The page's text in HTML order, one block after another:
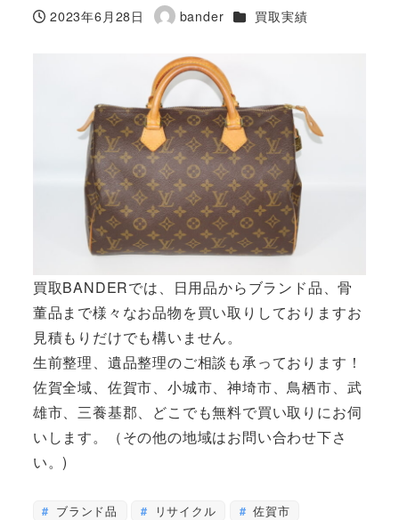
投稿日
2023年6月28日
著
bander カテゴリー
買取実績
買取BANDERでは、日用品からブランド品、骨
董品まで様々なお品物を買い取りしておりますお
見積もりだけでも構いません。
生前整理、遺品整理のご相談も承っております！
佐賀全域、佐賀市、小城市、神埼市、鳥栖市、武
雄市、三養基郡、どこでも無料で買い取りにお伺
いします。（その他の地域はお問い合わせ下さ
い。)
ブランド品 リサイクル
佐賀市